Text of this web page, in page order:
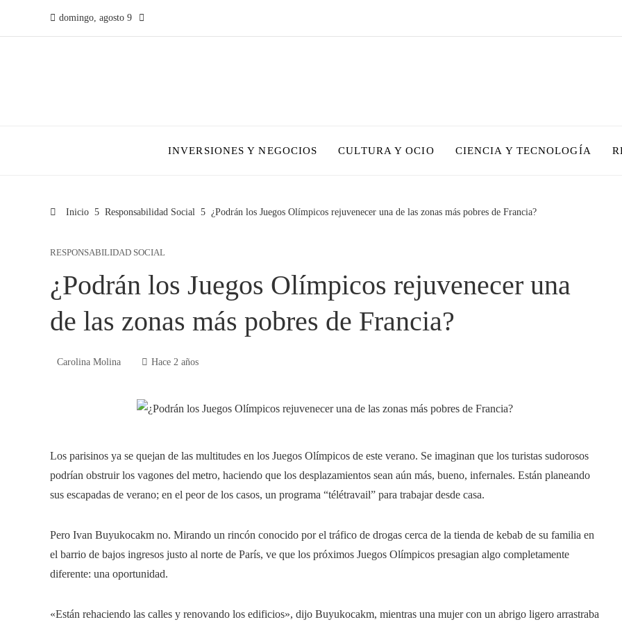
domingo, agosto 9
INVERSIONES Y NEGOCIOS CULTURA Y OCIO CIENCIA Y TECNOLOGÍA
Inicio Responsabilidad Social ¿Podrán los Juegos Olímpicos rejuvenecer una de las zonas más pobres de Francia?
RESPONSABILIDAD SOCIAL
¿Podrán los Juegos Olímpicos rejuvenecer una
de las zonas más pobres de Francia?
Carolina Molina Hace 2 años
Los parisinos ya se quejan de las multitudes en los Juegos Olímpicos de este verano. Se imaginan que los turistas sudorosos
podrían obstruir los vagones del metro, haciendo que los desplazamientos sean aún más, bueno, infernales. Están planeando
sus escapadas de verano; en el peor de los casos, un programa “télétravail” para trabajar desde casa.
Pero Ivan Buyukocakm no. Mirando un rincón conocido por el tráfico de drogas cerca de la tienda de kebab de su familia en
el barrio de bajos ingresos justo al norte de París, ve que los próximos Juegos Olímpicos presagian algo completamente
diferente: una oportunidad.
«Están rehaciendo las calles y renovando los edificios», dijo Buyukocakm, mientras una mujer con un abrigo ligero arrastraba